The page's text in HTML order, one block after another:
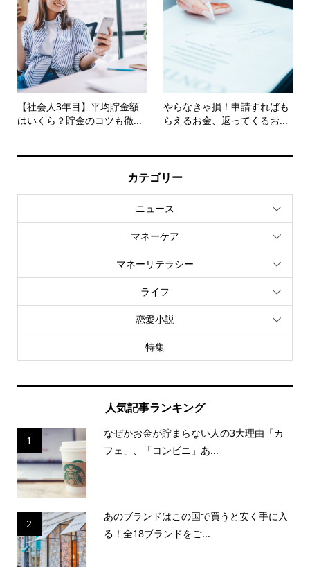
【社会人3年目】平均貯金額
はいくら？貯金のコツも徹...
やらなきゃ損！申請すればも
らえるお金、返ってくるお...
カテゴリー
ニュース
マネーケア
マネーリテラシー
ライフ
恋愛小説
特集
人気記事ランキング
1
なぜかお金が貯まらない人の3大理由「カ
フェ」、「コンビニ」あ...
2
あのブランドはこの国で買うと安く手に入
る！全18ブランドをご...